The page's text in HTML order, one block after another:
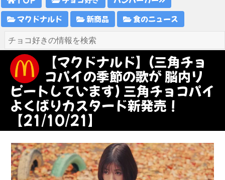
マクドナルド
新商品 食のニュース
【マクドナルド】(三角チョ
コパイの季節の歌が 脳内リ
ピートしています) 三角チョコパイ
よくばりカスタード新発売！
【21/10/21】